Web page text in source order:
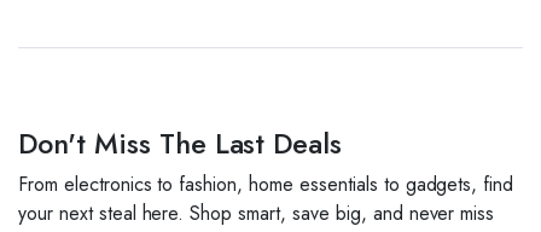
Don't Miss The Last Deals
From electronics to fashion, home essentials to gadgets, find
your next steal here. Shop smart, save big, and never miss